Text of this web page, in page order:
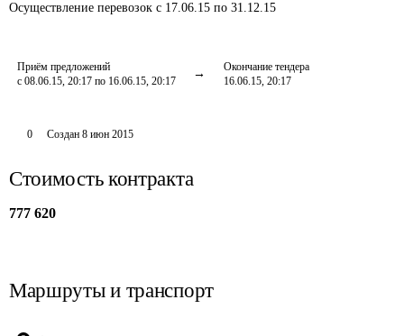
Осуществление перевозок с 17.06.15 по 31.12.15
Приём предложений
с 08.06.15, 20:17 по 16.06.15, 20:17
Окончание тендера
16.06.15, 20:17
0 Создан 8 июн 2015
Стоимость контракта
777 620
Маршруты и транспорт